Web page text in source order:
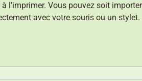
l’imprimer. Vous pouvez soit
avec votre souris ou un stylet.